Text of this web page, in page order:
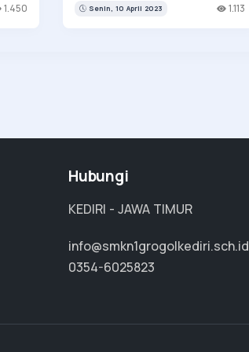
1.450 Senin, 10 April 2023 1.113
Hubungi
KEDIRI - JAWA TIMUR
info@smkn1grogolkediri.sch.id
0354-6025823